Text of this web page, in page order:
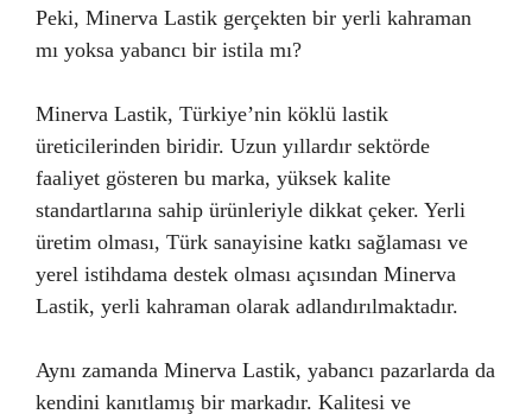
Peki, Minerva Lastik gerçekten bir yerli kahraman
mı yoksa yabancı bir istila mı?
Minerva Lastik, Türkiye’nin köklü lastik
üreticilerinden biridir. Uzun yıllardır sektörde
faaliyet gösteren bu marka, yüksek kalite
standartlarına sahip ürünleriyle dikkat çeker. Yerli
üretim olması, Türk sanayisine katkı sağlaması ve
yerel istihdama destek olması açısından Minerva
Lastik, yerli kahraman olarak adlandırılmaktadır.
Aynı zamanda Minerva Lastik, yabancı pazarlarda da
kendini kanıtlamış bir markadır. Kalitesi ve